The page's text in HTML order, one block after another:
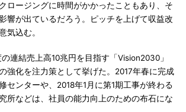
ロージングに時間がかかったこともあり、そ
響が出ているだろう。ピッチを上げて収益改
気込む。
連結売上高10兆円を目指す「Vision2030」
強化を注力策として挙げた。2017年春に完成
センターや、2018年1月に第1期工事が終わる
所などは、社員の能力向上のための布石にな